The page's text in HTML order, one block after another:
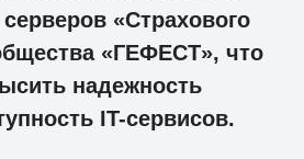
«Страхового
«ГЕФЕСТ», что
надежность
IT-сервисов.